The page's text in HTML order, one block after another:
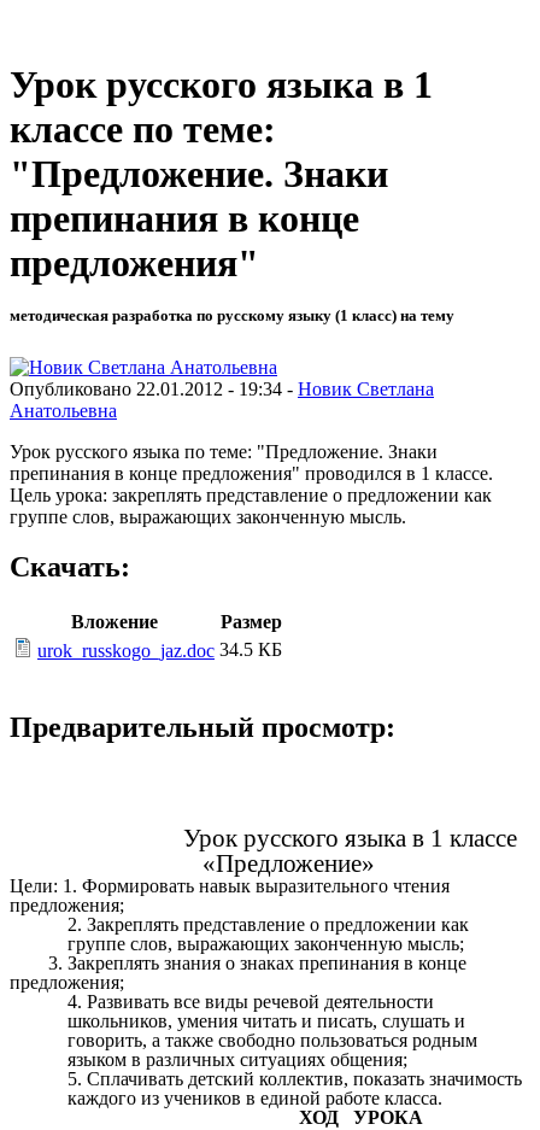
Урок русского языка в 1
классе по теме:
"Предложение. Знаки
препинания в конце
предложения"
методическая разработка по русскому языку (1 класс) на тему
Опубликовано 22.01.2012 - 19:34 - Новик Светлана
Анатольевна
Урок русского языка по теме: "Предложение. Знаки
препинания в конце предложения" проводился в 1 классе.
Цель урока: закреплять представление о предложении как
группе слов, выражающих законченную мысль.
Скачать:
Вложение
Размер
urok_russkogo_jaz.doc 34.5 КБ
Предварительный просмотр:
Урок русского языка в 1 классе
«Предложение»
Цели: 1. Формировать навык выразительного чтения
предложения;
2. Закреплять представление о предложении как
группе слов, выражающих законченную мысль;
3. Закреплять знания о знаках препинания в конце
предложения;
4. Развивать все виды речевой деятельности
школьников, умения читать и писать, слушать и
говорить, а также свободно пользоваться родным
языком в различных ситуациях общения;
5. Сплачивать детский коллектив, показать значимость
каждого из учеников в единой работе класса.
ХОД УРОКА